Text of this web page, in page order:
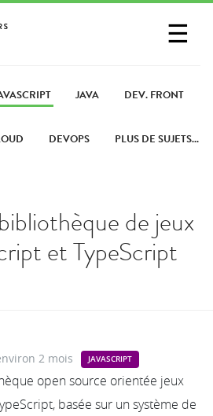
☰
UN LIENJAVA DEV. FRONT
DEVOPS PLUS DE SUJETS...
de jeux
et TypeScript
2 mois JAVASCRIPT
open source orientée jeux
basée sur un système de